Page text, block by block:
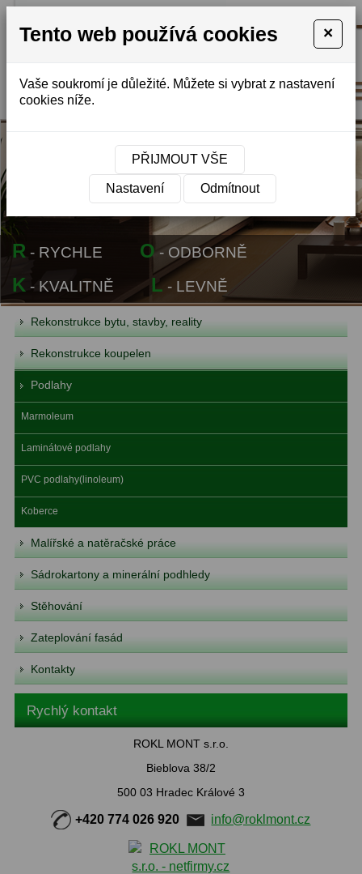
REALITY
STAVBY-
R - RYCHLE O - ODBORNĚ
K - KVALITNĚ L - LEVNĚ
Rekonstrukce bytu, stavby, reality
Rekonstrukce koupelen
Podlahy
Marmoleum
Laminátové podlahy
PVC podlahy(linoleum)
Koberce
Malířské a natěračské práce
Sádrokartony a minerální podhledy
Stěhování
Zateplování fasád
Kontakty
Rychlý kontakt
ROKL MONT s.r.o.
Bieblova 38/2
500 03 Hradec Králové 3
+420 774 026 920 info@roklmont.cz
Tento web používá cookies ×
Vaše soukromí je důležité. Můžete si vybrat z nastavení
cookies níže.
PŘIJMOUT VŠE
Nastavení Odmítnout